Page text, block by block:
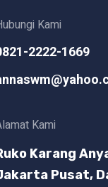
Kami
2222-1669
Kami
Karang
Pusat,